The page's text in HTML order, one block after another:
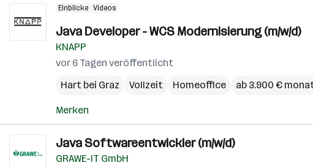
Einblicke Videos
Java Developer - WCS Modernisierung (m/w/d)
KNAPP
vor 6 Tagen veröffentlicht
Hart bei Graz
Vollzeit Homeoffice ab 3.900 €
Merken
Java Softwareentwickler (m/w/d)
GRAWE-IT GmbH